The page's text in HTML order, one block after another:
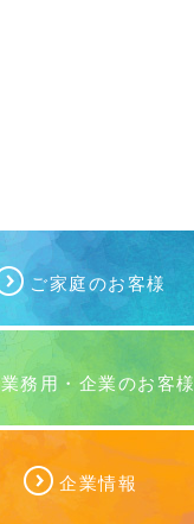
ご家庭のお客様
業務用・企業のお客様
企業情報